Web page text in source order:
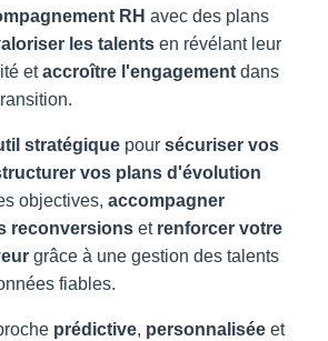
RH avec des plans
les talents en révélant leur
etaccroître l'engagement dans
stratégique pour sécuriser vos
vos plans d'évolution
objectives, accompagner
reconversions et renforcer votre
grâce à une gestion des talents
fiables.
prédictive, personnalisée et